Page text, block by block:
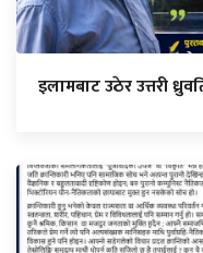
इलामबाट उठेर उत्तरी